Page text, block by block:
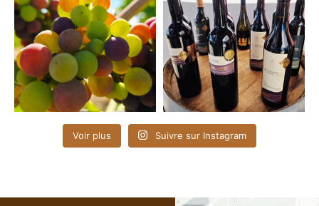
Voir plus Suivre sur Instagram